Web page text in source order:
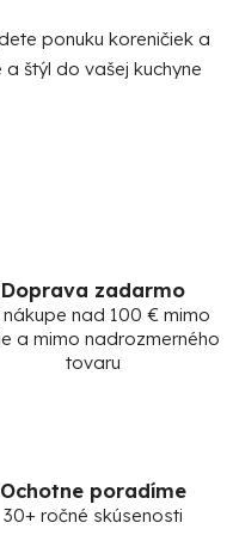
ponuku koreničiek a
štýl do vašej kuchyne
Doprava zadarmo
nad 100 € mimo
a mimo nadrozmerného
tovaru
Ochotne poradíme
30+ ročné skúsenosti